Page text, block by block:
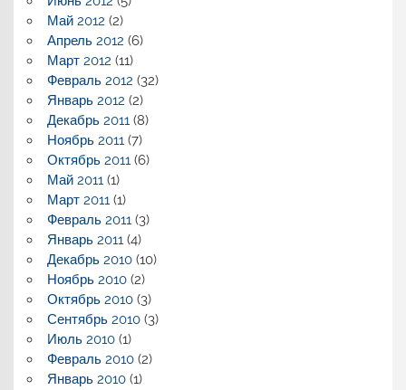
Май 2012 (2)
Апрель 2012 (6)
Март 2012 (11)
Февраль 2012 (32)
Январь 2012 (2)
Декабрь 2011(8)
Ноябрь 2011(7)
Октябрь 2011(6)
Май 2011(1)
Март 2011(1)
Февраль 2011(3)
Январь 2011(4)
Декабрь 2010(10)
Ноябрь 2010(2)
Октябрь 2010(3)
Сентябрь 2010(3)
Июль 2010(1)
Февраль 2010(2)
Январь 2010(1)